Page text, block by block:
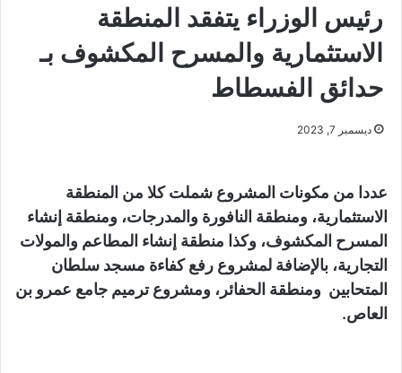
رئيس الوزراء يتفقد المنطقة
الاستثمارية والمسرح المكشوف بـ
حدائق الفسطاط
ديسمبر 7, 2023
عددا من مكونات المشروع شملت كلا من المنطقة
الاستثمارية، ومنطقة النافورة والمدرجات، ومنطقة إنشاء
المسرح المكشوف، وكذا منطقة إنشاء المطاعم والمولات
التجارية، بالإضافة لمشروع رفع كفاءة مسجد سلطان
المتحابين ومنطقة الحفائر، ومشروع ترميم جامع عمرو بن
العاص.